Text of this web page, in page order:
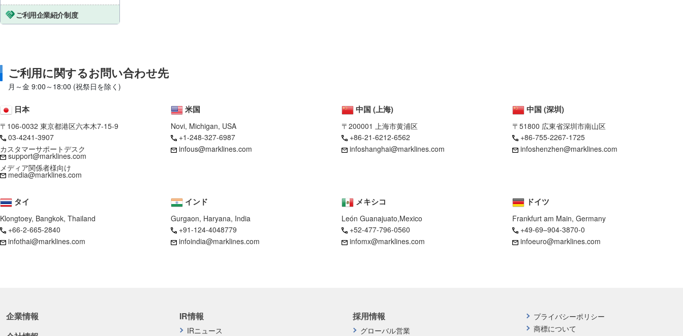
ご利用企業紹介制度
ご利用に関するお問い合わせ先
月～金 9:00～18:00 (祝祭日を除く)
日本
〒106-0032 東京都港区六本木7-15-9
03-4241-3907
カスタマーサポートデスク
support@marklines.com
メディア関係者様向け
media@marklines.com
米国
Novi, Michigan, USA
+1-248-327-6987
infous@marklines.com
メキシコ
León Guanajuato,Mexico
+52-477-796-0560
infomx@marklines.com
ドイツ
Frankfurt am Main, Germany
+49-69–904-3870-0
infoeuro@marklines.com
中国 (上海)
〒200001 上海市黄浦区
+86-21-6212-6562
infoshanghai@marklines.com
中国 (深圳)
〒51800 広東省深圳市南山区
+86-755-2267-1725
infoshenzhen@marklines.com
タイ
Klongtoey, Bangkok, Thailand
+66-2-665-2840
infothai@marklines.com
インド
Gurgaon, Haryana, India
+91-124-4048779
infoindia@marklines.com
企業情報
プライバシーポリシー
商標について
採用情報
グローバル営業
IR情報
IRニュース